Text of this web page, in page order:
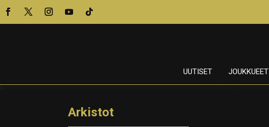
UUTISET JOUKKUEET
Arkistot